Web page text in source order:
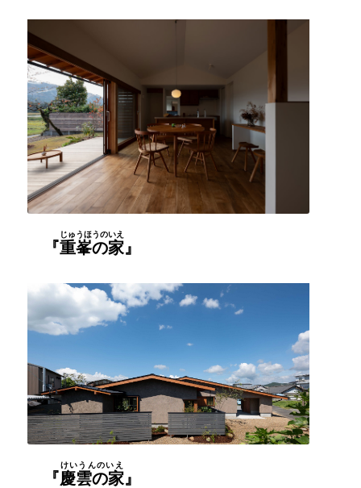
『重峯の家
じゅうほうのいえ
』
『慶雲の家
けいうんのいえ
』